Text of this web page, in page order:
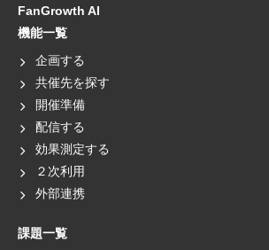
FanGrowth AI
機能一覧
企画する
共催先を探す
開催準備
配信する
効果測定する
２次利用
外部連携
課題一覧